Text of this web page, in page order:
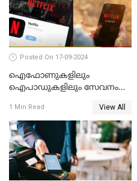
Posted On 17-09-2024
ഐഫോണുകളിലും
ഐപാഡുകളിലും സേവനം
നെറ്റ്ഫ്‌ളിക്‌സ്
1 Min Read View All